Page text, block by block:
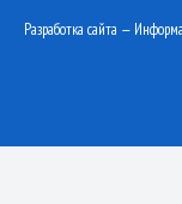
Разработка сайта —